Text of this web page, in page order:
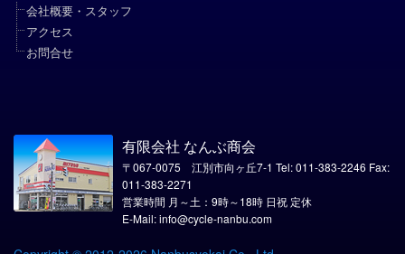
会社概要・スタッフ
アクセス
お問合せ
有限会社 なんぶ商会
〒067-0075 江別市向ヶ丘7-1 Tel: 011-383-2246 Fax:
011-383-2271
営業時間 月～土：9時～18時 日祝 定休
E-Mail: info@cycle-nanbu.com